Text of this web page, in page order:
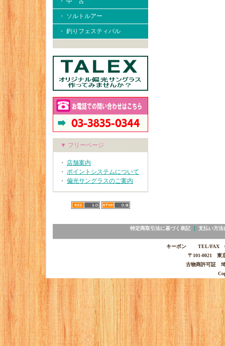
・ ソルトルアー
・ 釣りフェスティバル
▼ フリーページ
・ 店舗案内
・ ポイントシステムについて
・ 偏光サングラスのご案内
特定商取引法に基づく表記｜ 支払い方法
キーポン TEL/FAX
〒101-0021 東
古物商許可証